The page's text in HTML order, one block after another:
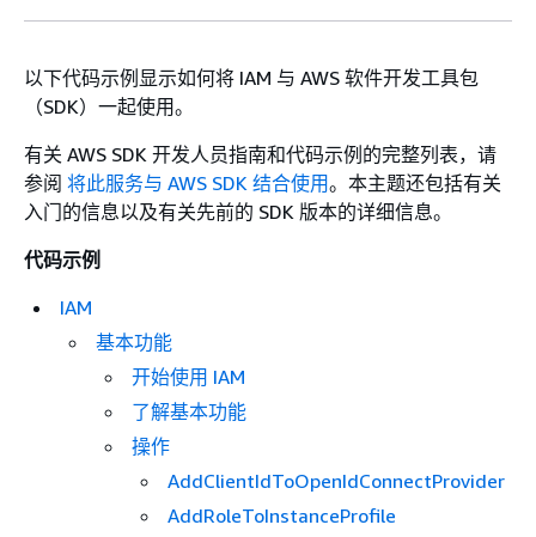
以下代码示例显示如何将 IAM 与 AWS 软件开发工具包
（SDK）一起使用。
有关 AWS SDK 开发人员指南和代码示例的完整列表，请
参阅 将此服务与 AWS SDK 结合使用。本主题还包括有关
入门的信息以及有关先前的 SDK 版本的详细信息。
代码示例
IAM
基本功能
开始使用 IAM
了解基本功能
操作
AddClientIdToOpenIdConnectProvider
AddRoleToInstanceProfile